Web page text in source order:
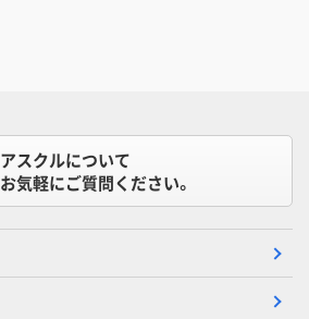
アスクルについて
お気軽にご質問ください。